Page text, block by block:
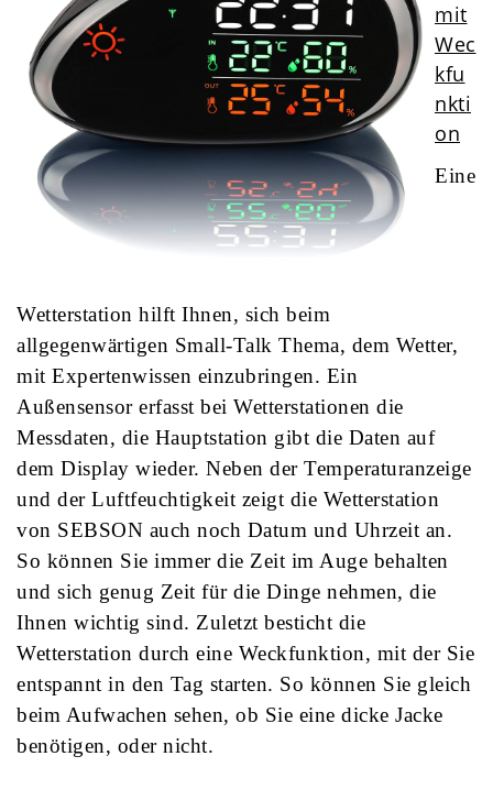
mit
Wec
kfu
nkti
on
Eine
Wetterstation hilft Ihnen, sich beim
allgegenwärtigen Small-Talk Thema, dem Wetter,
mit Expertenwissen einzubringen. Ein
Außensensor erfasst bei Wetterstationen die
Messdaten, die Hauptstation gibt die Daten auf
dem Display wieder. Neben der Temperaturanzeige
und der Luftfeuchtigkeit zeigt die Wetterstation
von SEBSON auch noch Datum und Uhrzeit an.
So können Sie immer die Zeit im Auge behalten
und sich genug Zeit für die Dinge nehmen, die
Ihnen wichtig sind. Zuletzt besticht die
Wetterstation durch eine Weckfunktion, mit der Sie
entspannt in den Tag starten. So können Sie gleich
beim Aufwachen sehen, ob Sie eine dicke Jacke
benötigen, oder nicht.